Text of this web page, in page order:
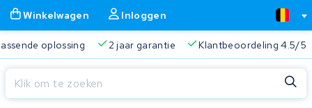
Winkelwagen Inloggen
oplossing 2 jaar garantie Klantbeoordeling 4.5/5
Sluiten